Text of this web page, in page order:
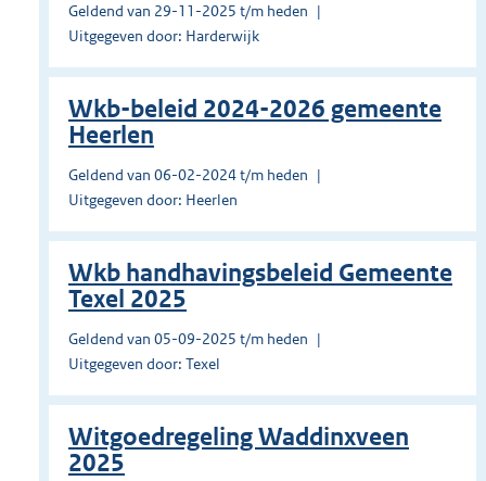
Geldend van 29-11-2025 t/m heden
Uitgegeven door: Harderwijk
Wkb-beleid 2024-2026 gemeente
Heerlen
Geldend van 06-02-2024 t/m heden
Uitgegeven door: Heerlen
Wkb handhavingsbeleid Gemeente
Texel 2025
Geldend van 05-09-2025 t/m heden
Uitgegeven door: Texel
Witgoedregeling Waddinxveen
2025